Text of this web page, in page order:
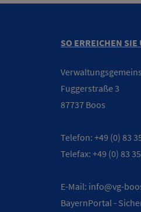
SO ERREICHEN SIE
Fuggerstraße 3
87737 Boos
Telefon: +49 (0) 83
Telefax: +49 (0) 83
E-Mail: info@vg-
BayernPortal -